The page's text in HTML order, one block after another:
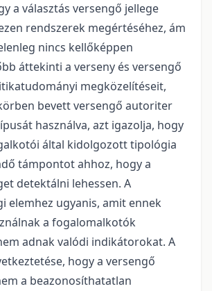
a választás versengő jellege
rendszerek megértéséhez, ám
nincs kellőképpen
áttekinti a verseny és versengő
megközelítéseit,
bevett versengő autoriter
használva, azt igazolja, hogy
által kidolgozott tipológia
támpontot ahhoz, hogy a
detektálni lehessen. A
elemhez ugyanis, amit ennek
a fogalomalkotók
adnak valódi indikátorokat. A
hogy a versengő
a beazonosíthatatlan